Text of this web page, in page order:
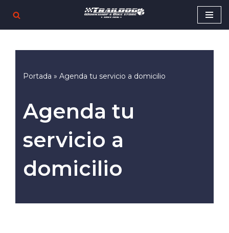
Saltar
contenido
Portada » Agenda tu servicio a domicilio
Agenda tu
servicio a
domicilio